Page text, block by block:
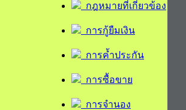
กฎหมายที่เกี่ยวข้อง
การกู้ยืมเงิน
การค้ำประกัน
การซื้อขาย
การจำนอง